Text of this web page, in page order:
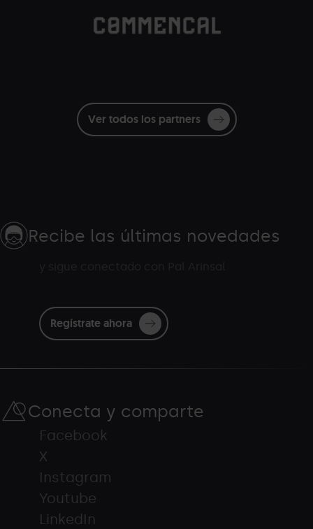
Ver todos los partners
Recibe las últimas novedades
Regístrate ahora
Conecta y comparte
Facebook
X
Instagram
Youtube
LinkedIn